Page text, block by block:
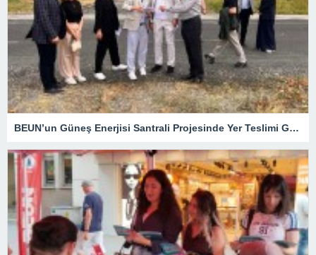
BEUN’un Güneş Enerjisi Santrali Projesinde Yer Teslimi Gerçekleştirildi